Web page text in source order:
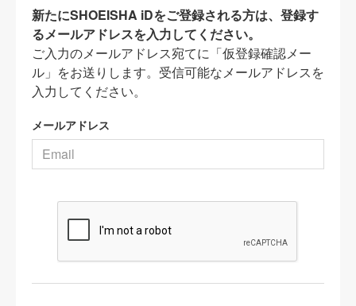
新たにSHOEISHA iDをご登録される方は、登録す
るメールアドレスを入力してください。
ご入力のメールアドレス宛てに「仮登録確認メー
ル」をお送りします。受信可能なメールアドレスを
入力してください。
メールアドレス